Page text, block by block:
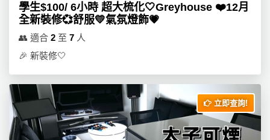
學生$100/ 6小時 超大梳化🤍Greyhouse ❤️12月
全新裝修💞舒服💛氣氛燈飾💗
👥 適合 2 至 7 人
🎉 新裝修🤍
立即查詢!